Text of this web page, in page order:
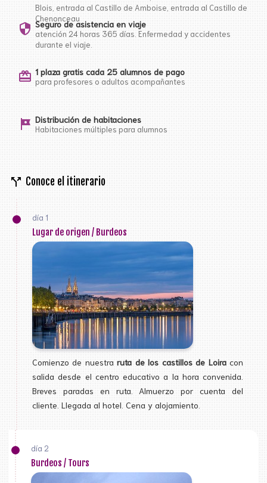
Blois, entrada al Castillo de Amboise, entrada al Castillo de
Chenonceau
security Seguro de asistencia en viaje
atención 24 horas 365 días. Enfermedad y accidentes
durante el viaje.
card_giftcard 1 plaza gratis cada 25 alumnos de pago
para profesores o adultos acompañantes
tour Distribución de habitaciones
Habitaciones múltiples para alumnos
call_split Conoce el itinerario
día 1
Lugar de origen / Burdeos
Comienzo de nuestraruta de los castillos de Loiracon
salida desde el centro educativo a la hora convenida.
Breves paradas en ruta. Almuerzo por cuenta del
cliente. Llegada al hotel. Cena y alojamiento.
día 2
Burdeos / Tours